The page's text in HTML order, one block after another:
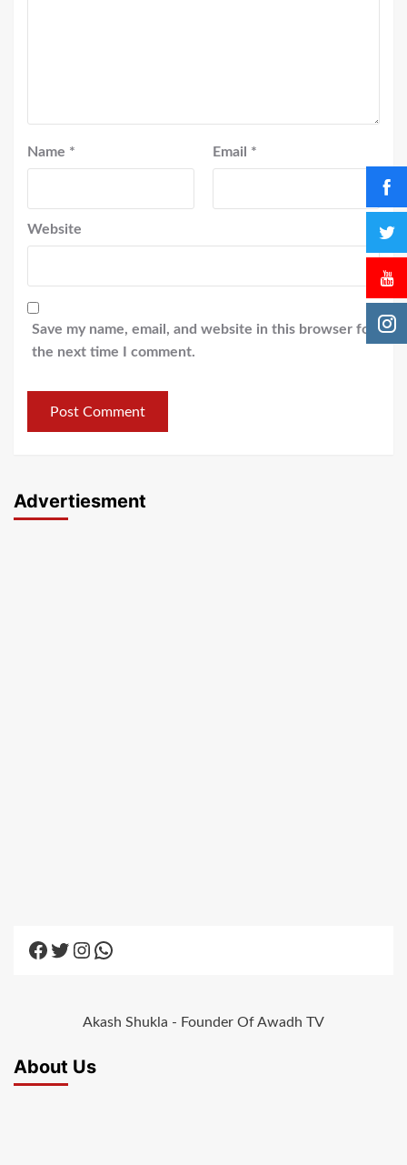
Name * Email *
Website
Save my name, email, and website in this browser for
the next time I comment.
Advertiesment
Facebook
Twitter
Instagram
WhatsApp
Akash Shukla - Founder Of Awadh TV
About Us